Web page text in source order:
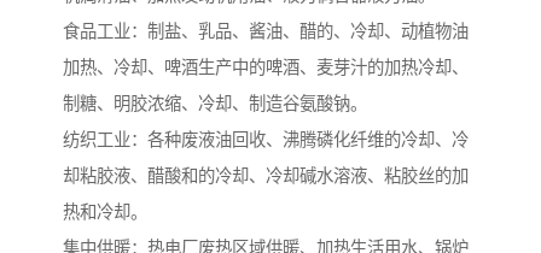
食品工业：制盐、乳品、酱油、醋的、冷却、动植物油
加热、冷却、啤酒生产中的啤酒、麦芽汁的加热冷却、
制糖、明胶浓缩、冷却、制造谷氨酸钠。
纺织工业：各种废液油回收、沸腾磷化纤维的冷却、冷
却粘胶液、醋酸和的冷却、冷却碱水溶液、粘胶丝的加
热和冷却。
集中供暖：热电厂废热区域供暖、加热生活用水、锅炉